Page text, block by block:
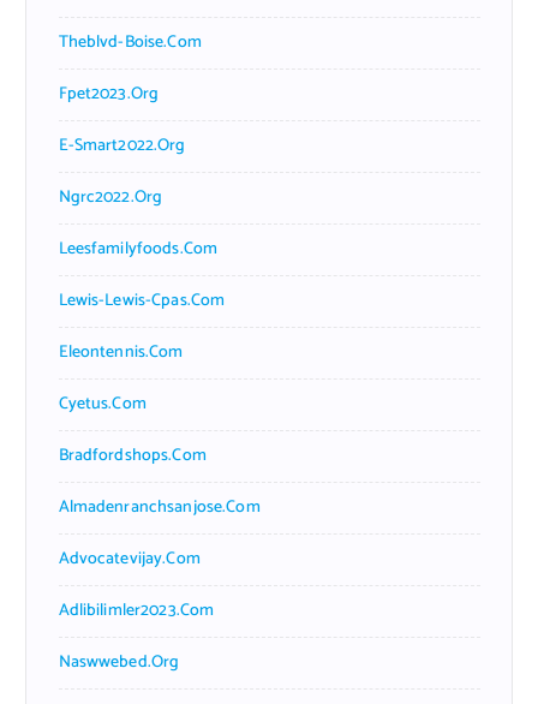
Theblvd-Boise.com
Fpet2023.org
E-Smart2022.org
Ngrc2022.org
Leesfamilyfoods.com
Lewis-Lewis-Cpas.com
Eleontennis.com
Cyetus.com
Bradfordshops.com
Almadenranchsanjose.com
Advocatevijay.com
Adlibilimler2023.com
Naswwebed.org